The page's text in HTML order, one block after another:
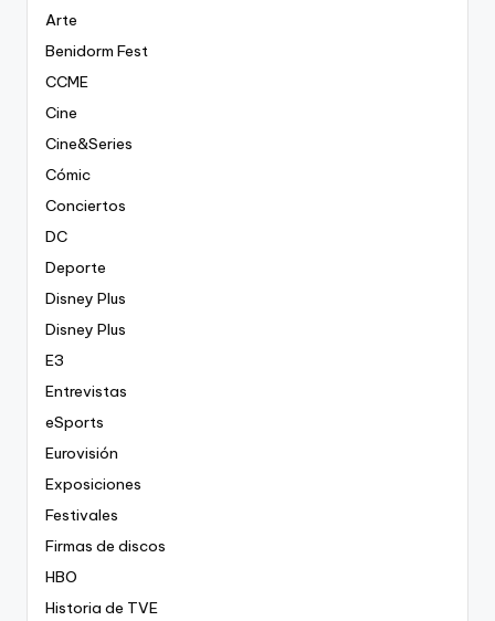
Arte
Benidorm Fest
CCME
Cine
Cine&Series
Cómic
Conciertos
DC
Deporte
Disney Plus
Disney Plus
E3
Entrevistas
eSports
Eurovisión
Exposiciones
Festivales
Firmas de discos
HBO
Historia de TVE